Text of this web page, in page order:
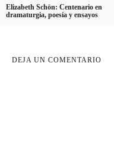
Elizabeth Schön: Centenario en
dramaturgia, poesía y ensayos
DEJA UN COMENTARIO